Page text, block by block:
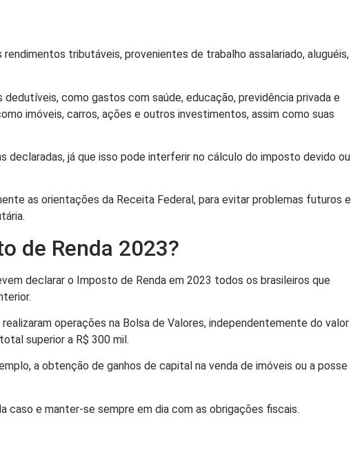
tributáveis, provenientes de trabalho assalariado, aluguéis,
como gastos com saúde, educação, previdência privada e
imóveis, carros, ações e outros investimentos, assim como suas
já que isso pode interferir no cálculo do imposto devido ou
as orientações da Receita Federal, para evitar problemas futuros e
de Renda 2023?
declarar o Imposto de Renda em 2023 todos os brasileiros que
operações na Bolsa de Valores, independentemente do valor
superior a R$ 300 mil.
a obtenção de ganhos de capital na venda de imóveis ou a posse
e manter-se sempre em dia com as obrigações fiscais.